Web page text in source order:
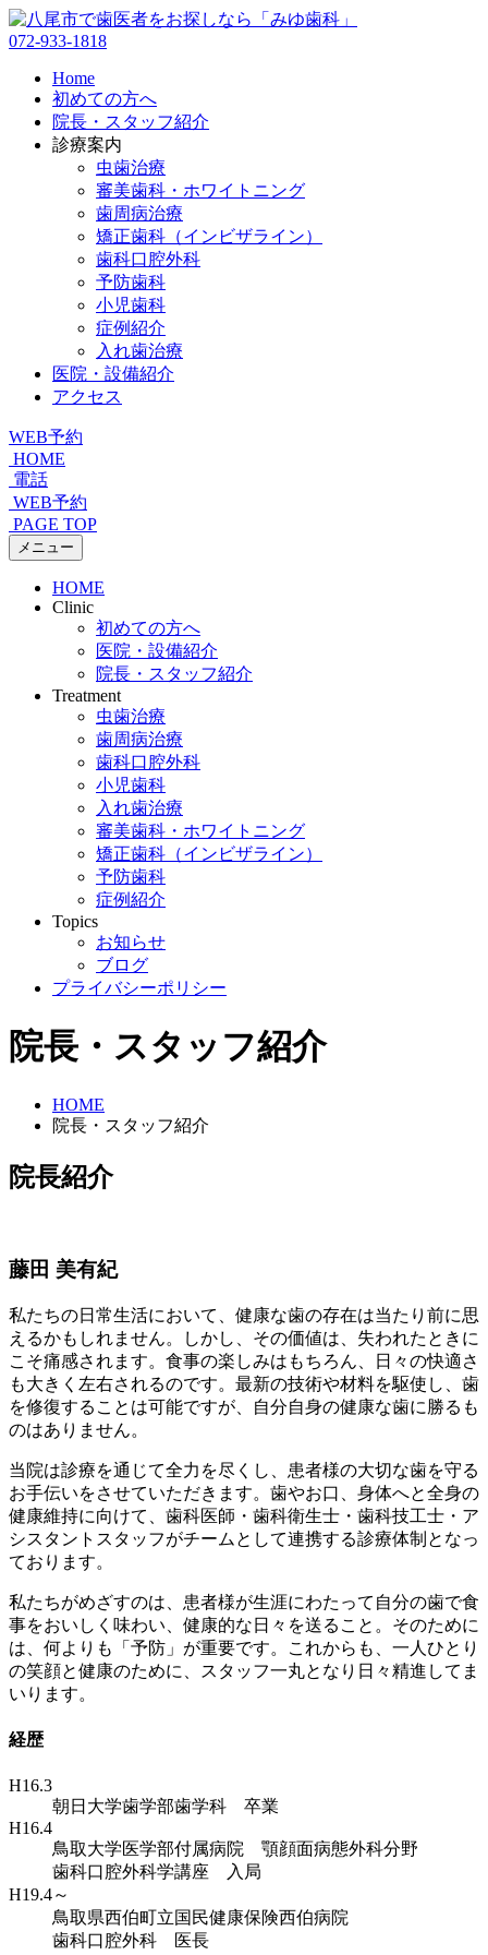
072-933-1818
Home
初めての方へ
院長・スタッフ紹介
診療案内
虫歯治療
審美歯科・ホワイトニング
歯周病治療
矯正歯科（インビザライン）
歯科口腔外科
予防歯科
小児歯科
症例紹介
入れ歯治療
医院・設備紹介
アクセス
WEB予約
HOME
電話
WEB予約
PAGE TOP
メニュー
HOME
Clinic
初めての方へ
医院・設備紹介
院長・スタッフ紹介
Treatment
虫歯治療
歯周病治療
歯科口腔外科
小児歯科
入れ歯治療
審美歯科・ホワイトニング
矯正歯科（インビザライン）
予防歯科
症例紹介
Topics
お知らせ
ブログ
プライバシーポリシー
院長・スタッフ紹介
HOME
院長・スタッフ紹介
院長紹介
藤田 美有紀
私たちの日常生活において、健康な歯の存在は当たり前に思
えるかもしれません。しかし、その価値は、失われたときに
こそ痛感されます。食事の楽しみはもちろん、日々の快適さ
も大きく左右されるのです。最新の技術や材料を駆使し、歯
を修復することは可能ですが、自分自身の健康な歯に勝るも
のはありません。
当院は診療を通じて全力を尽くし、患者様の大切な歯を守る
お手伝いをさせていただきます。歯やお口、身体へと全身の
健康維持に向けて、歯科医師・歯科衛生士・歯科技工士・ア
シスタントスタッフがチームとして連携する診療体制となっ
ております。
私たちがめざすのは、患者様が生涯にわたって自分の歯で食
事をおいしく味わい、健康的な日々を送ること。そのために
は、何よりも「予防」が重要です。これからも、一人ひとり
の笑顔と健康のために、スタッフ一丸となり日々精進してま
いります。
経歴
H16.3
朝日大学歯学部歯学科 卒業
H16.4
鳥取大学医学部付属病院 顎顔面病態外科分野
歯科口腔外科学講座 入局
H19.4～
鳥取県西伯町立国民健康保険西伯病院
歯科口腔外科 医長